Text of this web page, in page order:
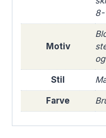
8-
Motiv
Stil
Farve